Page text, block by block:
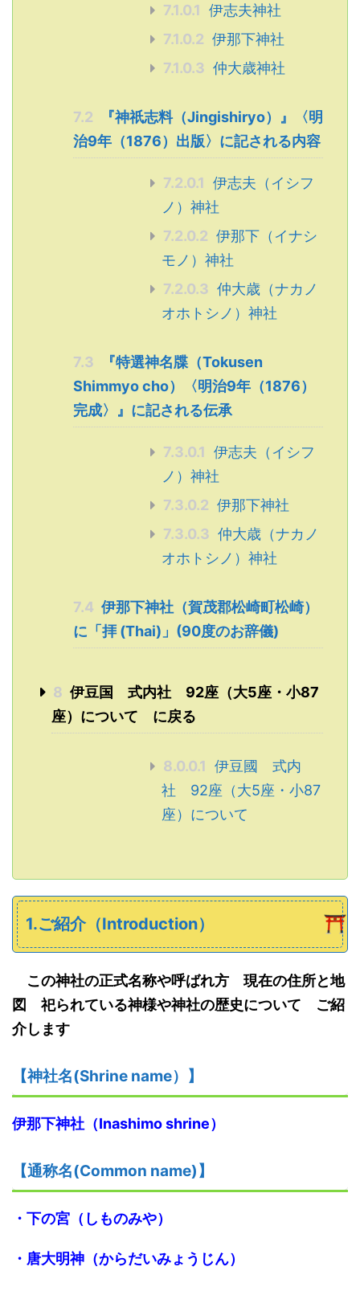
7.1.0.1 伊志夫神社
7.1.0.2 伊那下神社
7.1.0.3 仲大歳神社
7.2
『神祇志料（Jingishiryo）』〈明
治9年（1876）出版〉に記される内容
7.2.0.1 伊志夫（イシフ
ノ）神社
7.2.0.2 伊那下（イナシ
モノ）神社
7.2.0.3 仲大歳（ナカノ
オホトシノ）神社
7.3
『特選神名牒（Tokusen
Shimmyo cho）〈明治9年（1876）
完成〉』に記される伝承
7.3.0.1 伊志夫（イシフ
ノ）神社
7.3.0.2 伊那下神社
7.3.0.3 仲大歳（ナカノ
オホトシノ）神社
7.4 伊那下神社（賀茂郡松崎町松崎）
に「拝 (Thai)」(90度のお辞儀)
8 伊豆国 式内社 92座（大5座・小87
座）について に戻る
8.0.0.1 伊豆國 式内
社 92座（大5座・小87
座）について
1.ご紹介（Introduction）
この神社の正式名称や呼ばれ方 現在の住所と地
図 祀られている神様や神社の歴史について ご紹
介します
【神社名(Shrine name） 】
伊那下神社（Inashimo shrine）
【通称名(Common name) 】
・下の宮（しものみや）
・ 唐大明神（からだいみょうじん）